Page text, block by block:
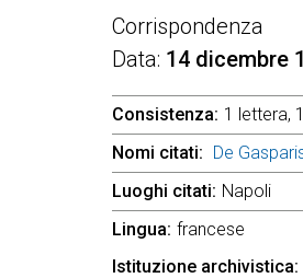
Corrispondenza
Data 14 dicembre
Consistenza 1 lettera,
Nomi citati
De
Luoghi citati Napoli
Lingua francese
Istituzione archivistica